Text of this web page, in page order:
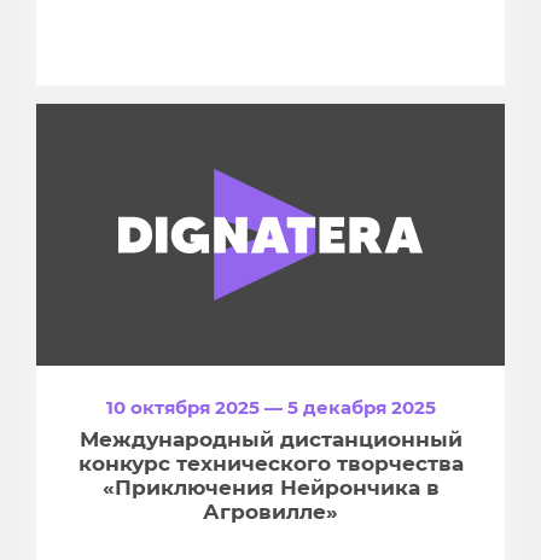
10 октября 2025 — 5 декабря 2025
Международный дистанционный
конкурс технического творчества
«Приключения Нейрончика в
Агровилле»